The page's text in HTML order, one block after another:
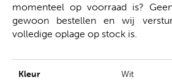
momenteel op voorraad is?
gewoon bestellen en wij
volledige oplage op stock is.
Wit